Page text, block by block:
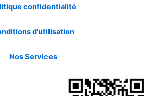
confidentialité
d'utilisation
Nos Services